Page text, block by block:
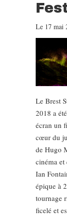
Le 17 mai
Le Brest
2018 a
écran un
cœur du
de Hugo
cinéma et
Ian
épique à
tournage
ficelé et